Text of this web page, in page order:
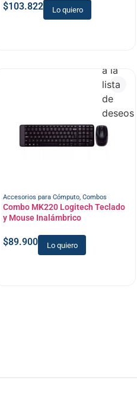
$103.822 Lo quiero
Accesorios para Cómputo, Combos
Combo MK220 Logitech Teclado
y Mouse Inalámbrico
$89.900 Lo quiero
a la
lista
de
deseos